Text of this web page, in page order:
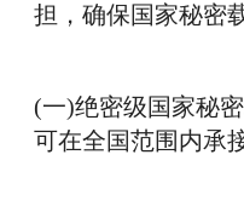
担，确保国家秘密
(一)绝密级国家秘
可在全国范围内承